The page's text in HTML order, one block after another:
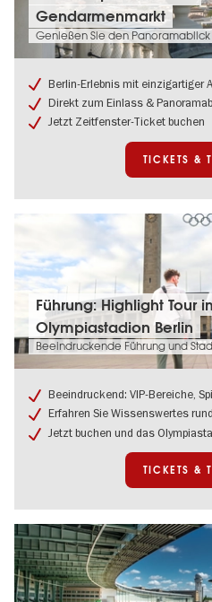
Ticket:
Französischer
Dom
Aussichtsplattform
Gendarmenmarkt
Gendarmenmarkt
Genießen Sie den Panoramablick
Berlin-Erlebnis mit einzigartiger
Direkt zum Einlass &
Jetzt Zeitfenster-Ticket buchen
TICKETS &
Tickets
Termine:
Führung:
im
Olympiastadion
Berlin
Führung: Highlight Tour
Olympiastadion Berlin
Beeindruckende Führung und
Beeindruckend: VIP-Bereiche,
Erfahren Sie Wissenswertes
Jetzt buchen und das
TICKETS &